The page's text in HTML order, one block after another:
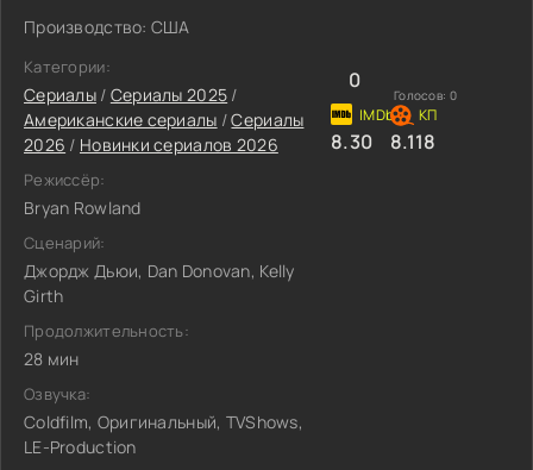
Производство: США
Категории:
Сериалы/ Сериалы 2025 /
Американские сериалы /Сериалы
2026 / Новинки сериалов 2026
Режиссёр:
Bryan Rowland
Сценарий:
Джордж Дьюи, Dan Donovan, Kelly
Girth
Продолжительность:
28 мин
Озвучка:
Coldfilm, Оригинальный, TVShows,
LE-Production
0
Голосов: 0
8.30 8.118